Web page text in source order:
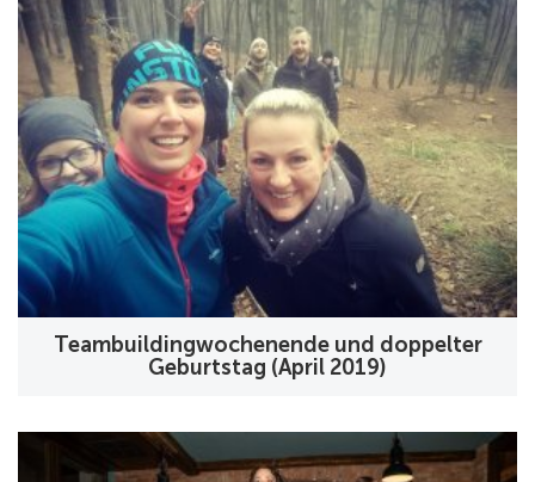
Teambuildingwochenende und doppelter
Geburtstag (April 2019)